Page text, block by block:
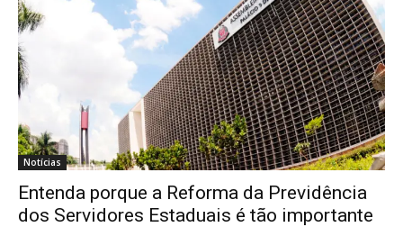
Notícias
Entenda porque a Reforma da Previdência
dos Servidores Estaduais é tão importante